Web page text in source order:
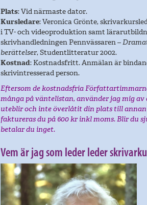
Plats: Vid närmaste dator.
Kursledare: Veronica Grönte,
i TV- och videoproduktion samt
skrivhandledningen Pennvässaren –
berättelser, Studentlitteratur 2002.
Kostnad: Kostnadsfritt. Anmälan är
skrivintresserad person.
Eftersom de kostnadsfria
många på väntelistan, använder jag mig av
uteblir och inte överlåtit din plats till annan
faktureras du på 600 kr inkl moms. Blir du
betalar du inget.
Vem är jag som leder leder